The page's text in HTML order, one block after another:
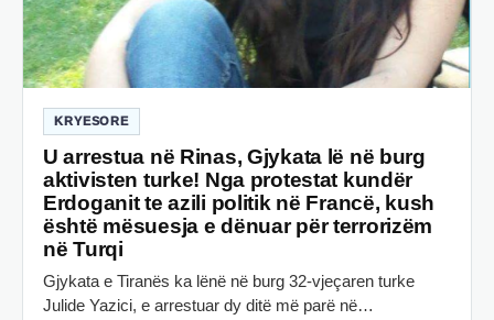
KRYESORE
U arrestua në Rinas, Gjykata lë në burg
aktivisten turke! Nga protestat kundër
Erdoganit te azili politik në Francë, kush
është mësuesja e dënuar për terrorizëm
në Turqi
Gjykata e Tiranës ka lënë në burg 32-vjeçaren turke
Julide Yazici, e arrestuar dy ditë më parë në…